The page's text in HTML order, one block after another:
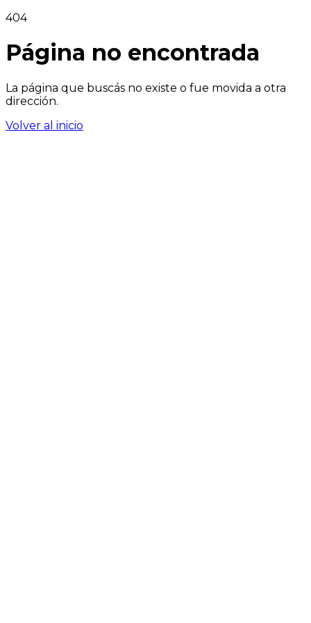
404
Página no encontrada
La página que buscás no existe o fue movida a otra
dirección.
Volver al inicio